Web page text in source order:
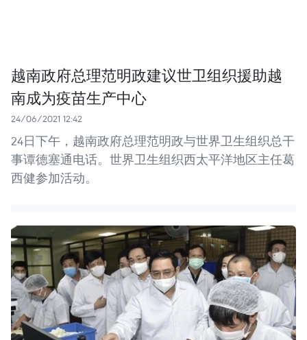
越南政府总理范明政建议世卫组织援助越
南成为疫苗生产中心
24/06/2021 12:42
24日下午，越南政府总理范明政与世界卫生组织总干
事谭德塞通电话。世界卫生组织西太平洋地区主任葛
西健参加活动。